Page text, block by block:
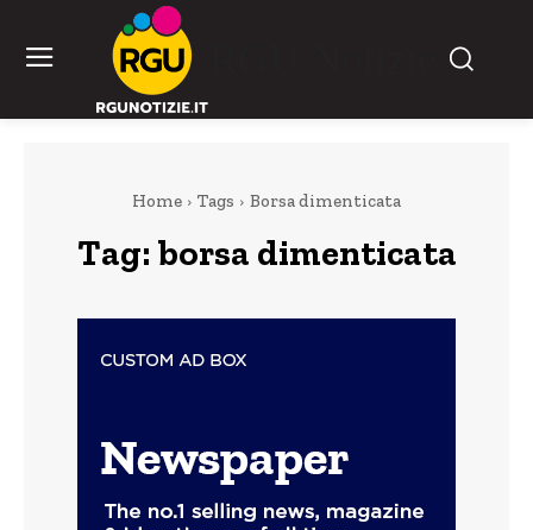
Home Tags Borsa dimenticata
Tag: borsa dimenticata